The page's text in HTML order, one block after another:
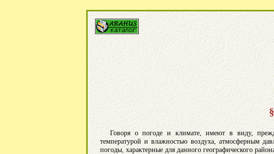
Говоря о погоде и климате, имеют в виду,
температурой и влажностью воздуха, атмосферным
погоды, характерные для данного географического